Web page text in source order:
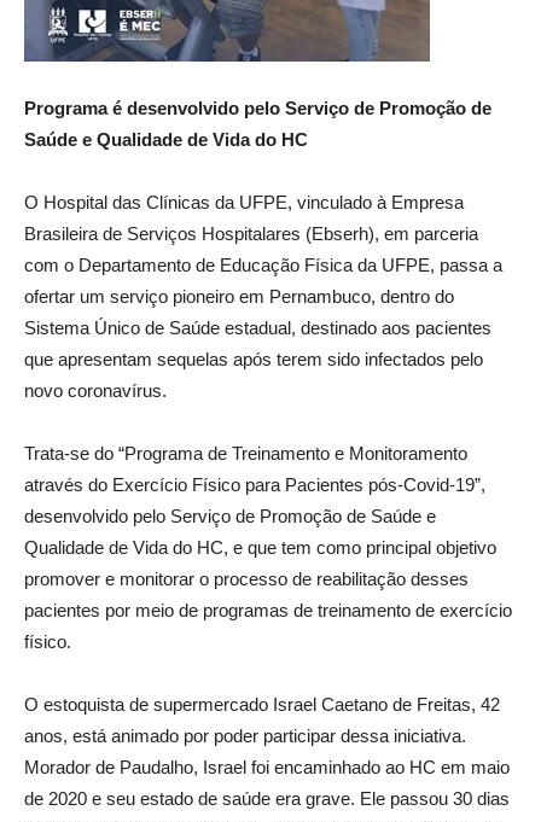
Programa é desenvolvido pelo Serviço de Promoção de
Saúde e Qualidade de Vida do HC
O Hospital das Clínicas da UFPE, vinculado à Empresa
Brasileira de Serviços Hospitalares (Ebserh), em parceria
com o Departamento de Educação Física da UFPE, passa a
ofertar um serviço pioneiro em Pernambuco, dentro do
Sistema Único de Saúde estadual, destinado aos pacientes
que apresentam sequelas após terem sido infectados pelo
novo coronavírus.
Trata-se do “Programa de Treinamento e Monitoramento
através do Exercício Físico para Pacientes pós-Covid-19”,
desenvolvido pelo Serviço de Promoção de Saúde e
Qualidade de Vida do HC, e que tem como principal objetivo
promover e monitorar o processo de reabilitação desses
pacientes por meio de programas de treinamento de exercício
físico.
O estoquista de supermercado Israel Caetano de Freitas, 42
anos, está animado por poder participar dessa iniciativa.
Morador de Paudalho, Israel foi encaminhado ao HC em maio
de 2020 e seu estado de saúde era grave. Ele passou 30 dias